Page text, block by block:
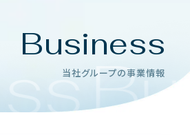
Business
当社グループの事業情報